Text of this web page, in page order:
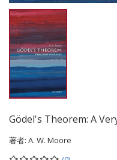
Gödel's Theorem: A
著者: A. W. Moore